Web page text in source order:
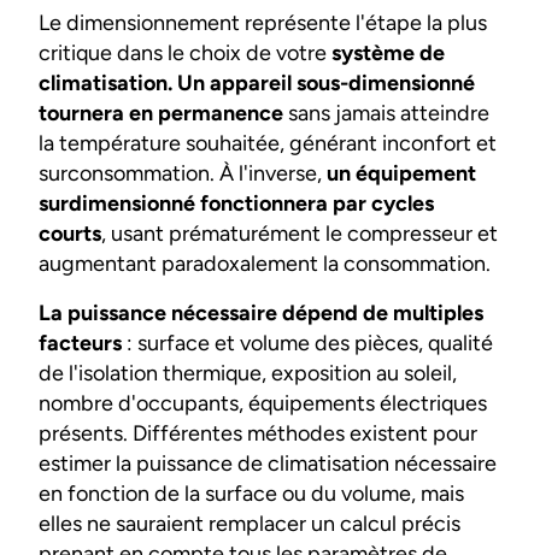
Le dimensionnement représente l'étape la plus
critique dans le choix de votresystème de
climatisation. Un appareil sous-dimensionné
tournera en permanence sans jamais atteindre
la température souhaitée, générant inconfort et
surconsommation. À l'inverse,un équipement
surdimensionné fonctionnera par cycles
courts, usant prématurément le compresseur et
augmentant paradoxalement la consommation.
La puissance nécessaire dépend de multiples
facteurs : surface et volume des pièces, qualité
de l'isolation thermique, exposition au soleil,
nombre d'occupants, équipements électriques
présents. Différentes méthodes existent pour
estimer la puissance de climatisation nécessaire
en fonction de la surface ou du volume, mais
elles ne sauraient remplacer un calcul précis